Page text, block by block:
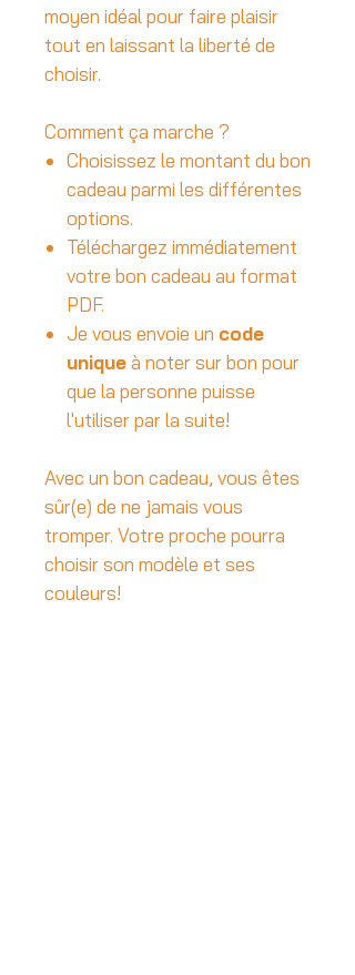
moyen idéal pour faire plaisir
tout en laissant la liberté de
choisir.
Comment ça marche ?
Choisissez le montant du bon
cadeau parmi les différentes
options.
Téléchargez immédiatement
votre bon cadeau au format
PDF.
Je vous envoie un code
uniqueà noter sur bon pour
que la personne puisse
l'utiliser par la suite!
Avec un bon cadeau, vous êtes
sûr(e) de ne jamais vous
tromper. Votre proche pourra
choisir son modèle et ses
couleurs!